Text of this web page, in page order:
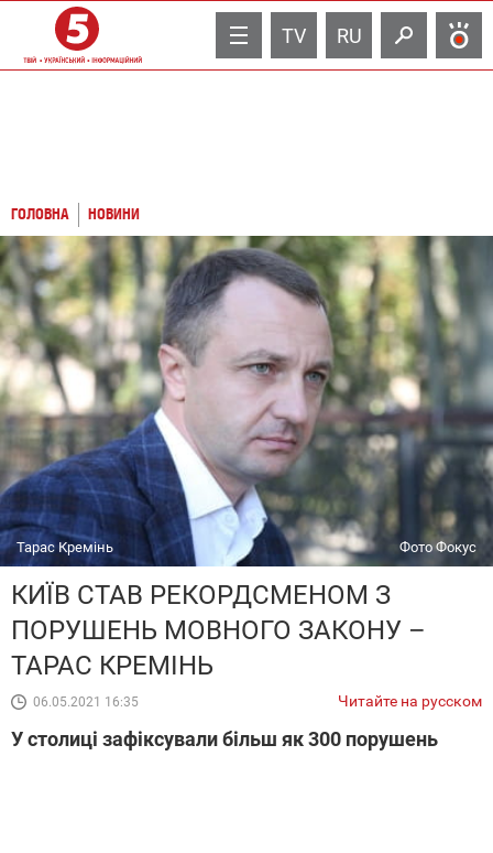
TV RU
ГОЛОВНА НОВИНИ
Тарас Кремінь Фото Фокус
КИЇВ СТАВ РЕКОРДСМЕНОМ З
ПОРУШЕНЬ МОВНОГО ЗАКОНУ –
ТАРАС КРЕМІНЬ
06.05.2021 16:35 Читайте на русском
У столиці зафіксували більш як 300 порушень